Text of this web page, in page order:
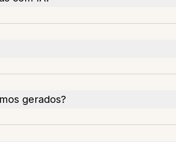
gerados?